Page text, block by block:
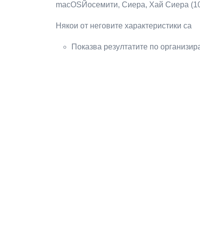
macOSЙосемити, Сиера, Хай Сиера
Някои от неговите характеристики са
Показва резултатите по